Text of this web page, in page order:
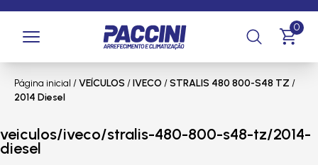
0
Página inicial /VEÍCULOS /IVECO /STRALIS 480 800-S48 TZ /
2014 Diesel
veiculos/iveco/stralis-480-800-s48-tz/2014-
diesel